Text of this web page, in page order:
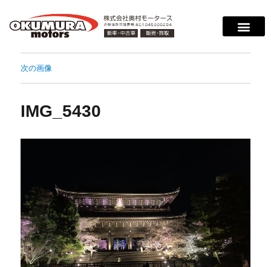
次の画像
IMG_5430